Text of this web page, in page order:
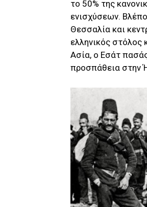
το 50% της
ενισχύσεων.
Θεσσαλία και
ελληνικός
Ασία, ο Εσάτ
προσπάθεια στην